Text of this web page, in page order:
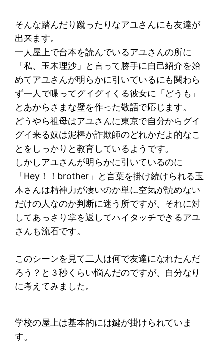
そんな踏んだり蹴ったりなアユさんにも友達が
出来ます。
一人屋上で台本を読んでいるアユさんの所に
「私、玉木理沙」と言って勝手に自己紹介を始
めてアユさんが明らかに引いているにも関わら
ず一人で喋ってグイグイくる彼女に「どうも」
とあからさまな壁を作った敬語で応じます。
どうやら祖母はアユさんに東京で自分からグイ
グイ来る奴は泥棒か詐欺師のどれかだよ的なこ
とをしっかりと教育しているようです。
しかしアユさんが明らかに引いているのに
「Hey！！brother」と言葉を掛け続けられる玉
木さんは精神力が凄いのか単に空気が読めない
だけの人なのか判断に迷う所ですが、それに対
してあっさり掌を返してハイタッチできるアユ
さんも流石です。
このシーンを見て二人は何で友達になれたんだ
ろう？と３秒くらい悩んだのですが、自分なり
に考えてみました。
学校の屋上は基本的には鍵が掛けられていま
す。